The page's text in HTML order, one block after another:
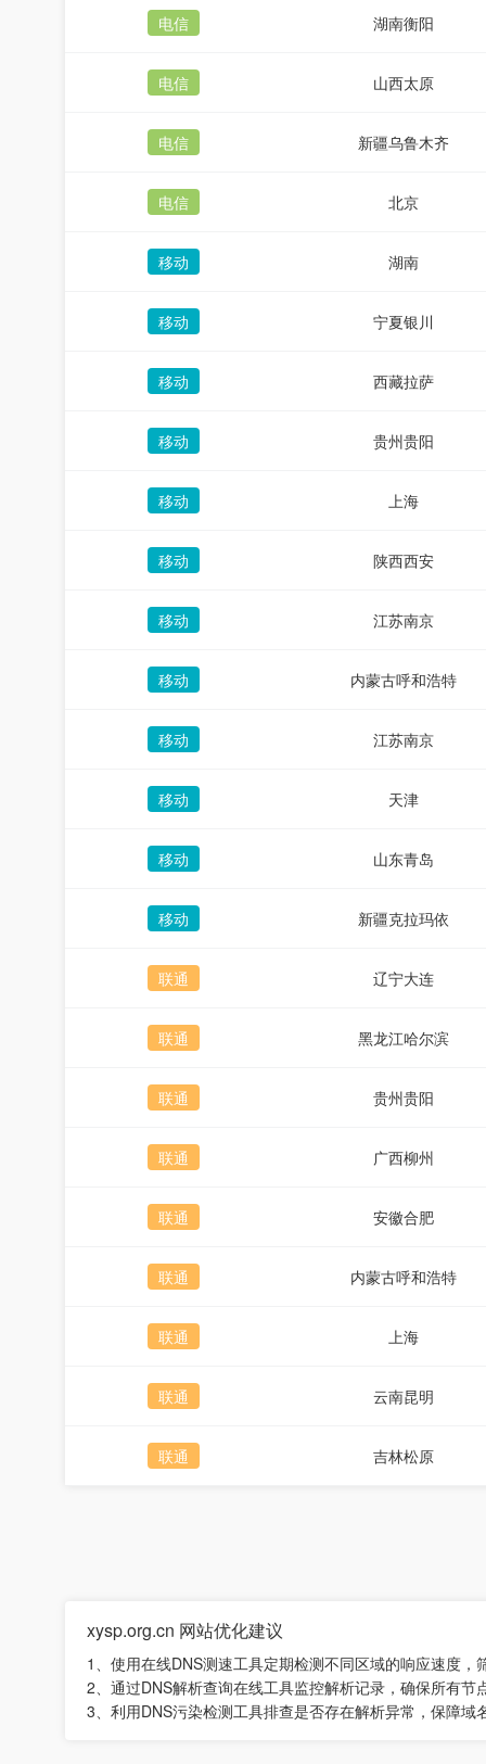
电信 湖南衡阳
电信 山西太原
电信 新疆乌鲁木齐
电信 北京
移动 湖南
移动 宁夏银川
移动 西藏拉萨
移动 贵州贵阳
移动 上海
移动 陕西西安
移动 江苏南京
移动 内蒙古呼和浩特
移动 江苏南京
移动 天津
移动 山东青岛
移动 新疆克拉玛依
联通 辽宁大连
联通 黑龙江哈尔滨
联通 贵州贵阳
联通 广西柳州
联通 安徽合肥
联通 内蒙古呼和浩特
联通 上海
联通 云南昆明
联通 吉林松原
xysp.org.cn 网站优化建议
1、使用在线DNS测速工具定期检测不同区域的响应速度，
2、通过DNS解析查询在线工具监控解析记录，确保所有节
3、利用DNS污染检测工具排查是否存在解析异常，保障域